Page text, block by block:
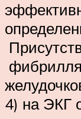
4) на ЭКГ